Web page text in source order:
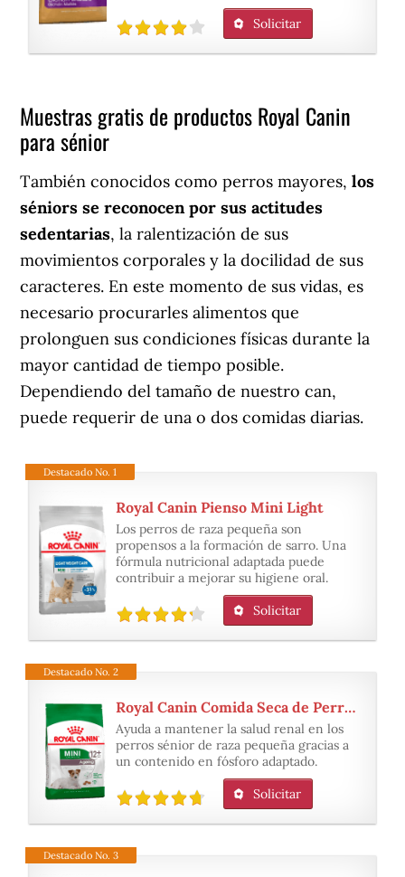
Solicitar
Muestras gratis de productos Royal Canin
para sénior
También conocidos como perros mayores,los
séniors se reconocen por sus actitudes
sedentarias, la ralentización de sus
movimientos corporales y la docilidad de sus
caracteres. En este momento de sus vidas, es
necesario procurarles alimentos que
prolonguen sus condiciones físicas durante la
mayor cantidad de tiempo posible.
Dependiendo del tamaño de nuestro can,
puede requerir de una o dos comidas diarias.
Destacado No. 1
Royal Canin Pienso Mini Light
Los perros de raza pequeña son
propensos a la formación de sarro. Una
fórmula nutricional adaptada puede
contribuir a mejorar su higiene oral.
Solicitar
Destacado No. 2
Royal Canin Comida Seca de Perro, talla de 12+ años
Ayuda a mantener la salud renal en los
perros sénior de raza pequeña gracias a
un contenido en fósforo adaptado.
Solicitar
Destacado No. 3